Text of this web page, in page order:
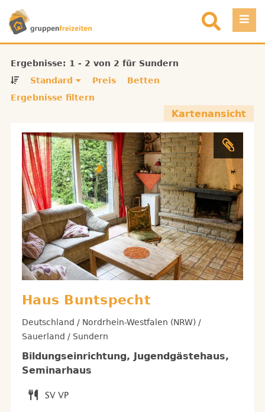
Direkt zum Inhalt
Registrieren
Objekt eintragen
Ergebnisse: 1 - 2 von 2 für Sundern
Standard
Preis
Betten
Ergebnisse filtern
Kartenansicht
Haus Buntspecht
Deutschland / Nordrhein-Westfalen (NRW) /
Sauerland / Sundern
Bildungseinrichtung, Jugendgästehaus,
Seminarhaus